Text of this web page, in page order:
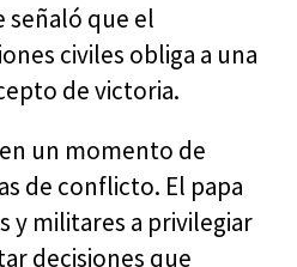
señaló que el
civiles obliga a una
de victoria.
un momento de
de conflicto. El papa
y militares a privilegiar
decisiones que